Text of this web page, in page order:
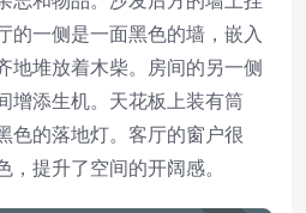
的一侧是一面黑色的墙，嵌入
地堆放着木柴。房间的另一侧
增添生机。天花板上装有筒
色的落地灯。客厅的窗户很
提升了空间的开阔感。